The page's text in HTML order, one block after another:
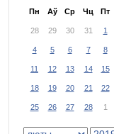
Пн Аў Ср Чц Пт
28 29 30 31 1
4 5 6 7 8
11 12 13 14 15
18 19 20 21 22
25 26 27 28 1